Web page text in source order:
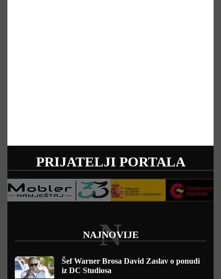
PRIJATELJI PORTALA
NAJNOVIJE
N
Šef Warner Brosa David Zaslav o ponudi
iz DC Studiosa